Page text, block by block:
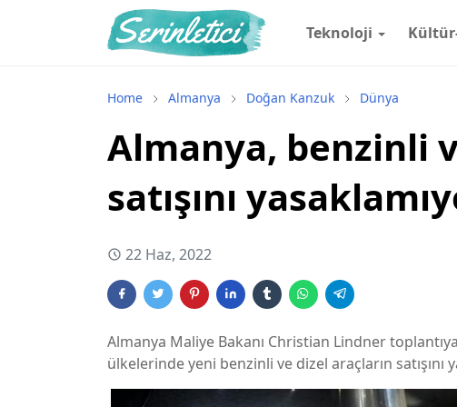
Teknoloji
Home Almanya Doğan Kanzuk Dünya
Almanya, benzinli
satışını
22 Haz, 2022
Almanya Maliye Bakanı Christian Lindner
ülkelerinde yeni benzinli ve dizel araçların